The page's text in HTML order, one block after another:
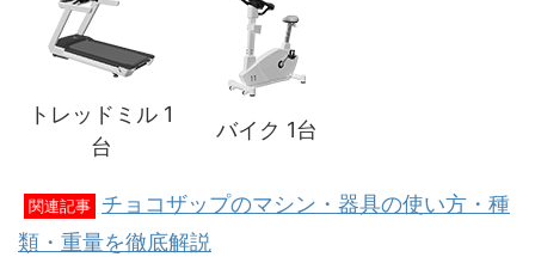
トレッドミル 1
台
バイク 1台
関連記事
チョコザップのマシン・器具の使い方・種
類・重量を徹底解説